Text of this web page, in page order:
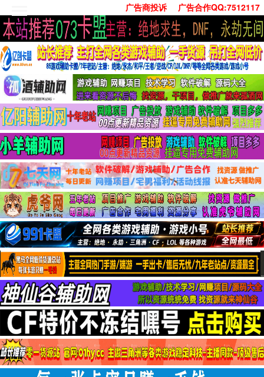
广告商投诉 广告合作QQ:7512117
首页
技术学习
安卓绿化
单机游戏
社交娱乐
系统工具
活动线报
常用办公
源码收集
值得一看
两性情感